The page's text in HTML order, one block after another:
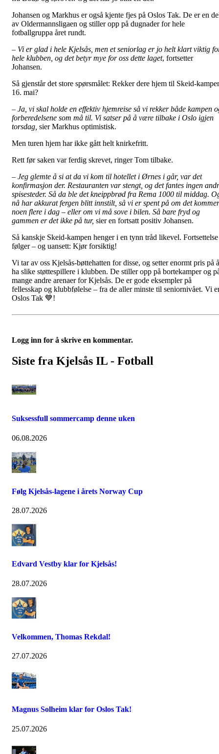
Johansen og Markhus er også kjente fjes på Oslos Tak. De er en
av Oldermannsligaen og stiller opp på dugnader for hele
fotballgruppa året rundt.
– Vi er glad i hele Kjelsås, men et seniorlag er jo helt klart viktig
hele klubben, og det betyr mye for oss dette laget, fortsetter
Johansen.
Så gjenstår det store spørsmålet: Rekker dere hjem til Skeid-
16. mai?
– Ja, vi skal holde en effektiv hjemreise så vi rekker både kampen
forberedelsene som må til. Vi satser på å være tilbake i Oslo igjen
torsdag, sier Markhus optimistisk.
Men turen hjem har ikke gått helt knirkefritt.
Rett før saken var ferdig skrevet, ringer Tom tilbake.
– Jeg glemte å si at da vi kom til hotellet i Ørnes i går, var det
konfirmasjon der. Restauranten var stengt, og det fantes ingen
spisesteder. Så da ble det kneippbrød fra Rema 1000 til middag.
nå har akkurat fergen blitt innstilt, så vi er spent på om det kommer
noen flere i dag – eller om vi må sove i bilen. Så bare fryd og
gammen er det ikke på tur, sier en fortsatt positiv Johansen.
Så kanskje Skeid-kampen henger i en tynn tråd likevel. Fortsettelse
følger – og uansett: Kjør forsiktig!
Vi tar av oss Kjelsås-bøttehatten for disse, og setter enormt pris på å
ha slike støttespillere i klubben. De stiller opp på bortekamper og
mange andre arenaer for Kjelsås. De er gode eksempler på
fellesskap og klubbfølelse – fra de aller minste til seniornivået. Vi
Oslos Tak 💙!
Logg inn for å skrive en kommentar.
Siste fra Kjelsås IL - Fotball
Suksessfull sommercamp denne uken
06.08.2026
Følg Kjelsås-lagene i årets Norway Cup
28.07.2026
Edvard Vestby klar for Kjelsås!
28.07.2026
Velkommen, Thomas Rekdal!
27.07.2026
Magnus Solheim klar for Oslos Tak!
25.07.2026